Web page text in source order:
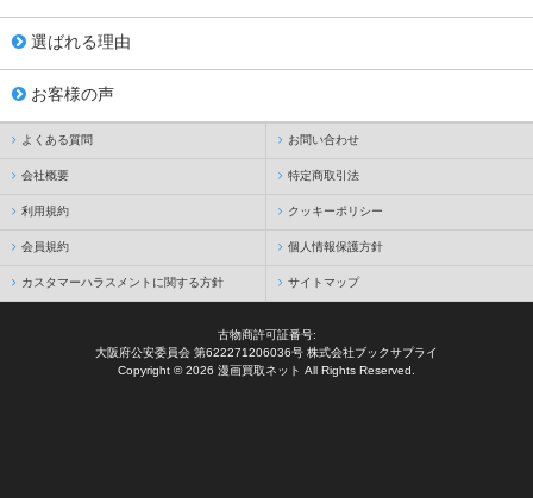
選ばれる理由
お客様の声
よくある質問 お問い合わせ
会社概要 特定商取引法
利用規約 クッキーポリシー
会員規約 個人情報保護方針
カスタマーハラスメントに関する方針 サイトマップ
古物商許可証番号:
大阪府公安委員会 第622271206036号 株式会社ブックサプライ
Copyright © 2026 漫画買取ネット All Rights Reserved.